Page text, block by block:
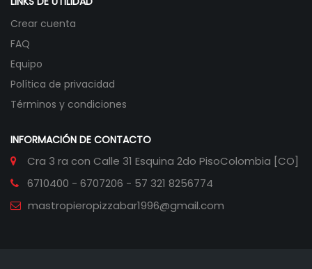
Crear cuenta
FAQ
Equipo
Política de privacidad
Términos y condiciones
INFORMACIÓN DE CONTACTO
Cra 3 ra con Calle 31 Esquina 2do PisoColombia [CO]
6710400 - 6707206 - 57 321 8256774
mastropieropizzabar1996@gmail.com